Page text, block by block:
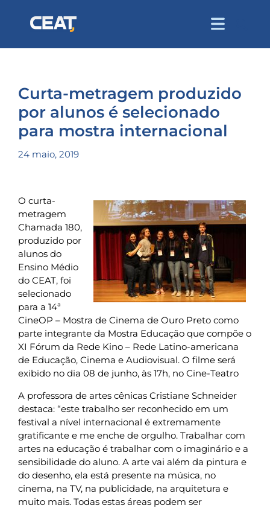
Curta-metragem produzido
por alunos é selecionado
para mostra internacional
24 maio, 2019
O curta-
metragem
Chamada 180,
produzido por
alunos do
Ensino Médio
do CEAT, foi
selecionado
para a 14ª
CineOP – Mostra de Cinema de Ouro Preto como
parte integrante da Mostra Educação que compõe o
XI Fórum da Rede Kino – Rede Latino-americana
de Educação, Cinema e Audiovisual. O filme será
exibido no dia 08 de junho, às 17h, no Cine-Teatro
A professora de artes cênicas Cristiane Schneider
destaca: “este trabalho ser reconhecido em um
festival a nível internacional é extremamente
gratificante e me enche de orgulho. Trabalhar com
artes na educação é trabalhar com o imaginário e a
sensibilidade do aluno. A arte vai além da pintura e
do desenho, ela está presente na música, no
cinema, na TV, na publicidade, na arquitetura e
muito mais. Todas estas áreas podem ser